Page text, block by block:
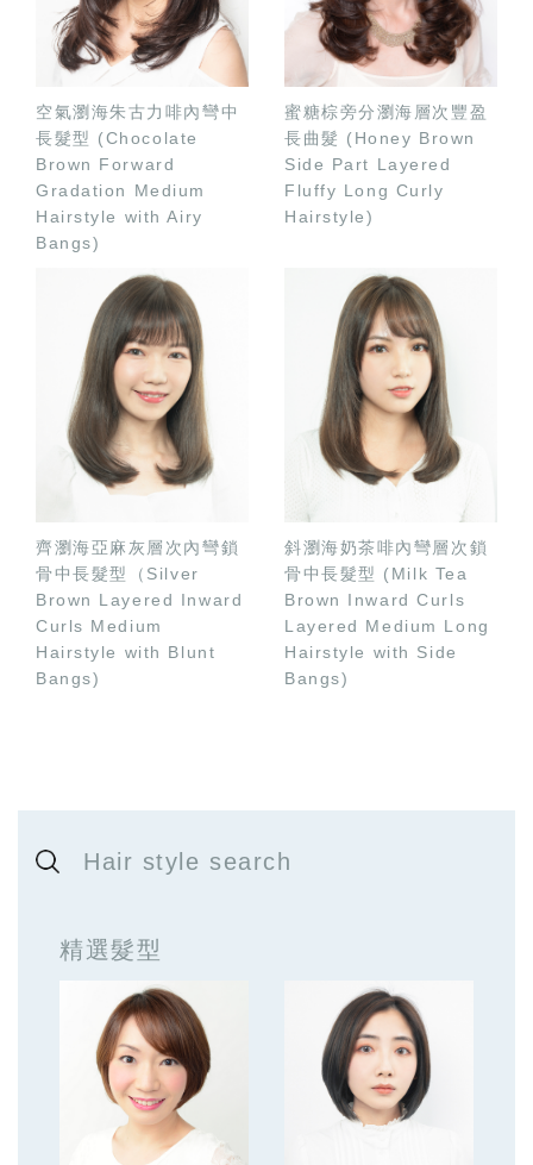
空氣瀏海朱古力啡內彎中
長髮型 (Chocolate
Brown Forward
Gradation Medium
Hairstyle with Airy
Bangs)
蜜糖棕旁分瀏海層次豐盈
長曲髮 (Honey Brown
Side Part Layered
Fluffy Long Curly
Hairstyle)
齊瀏海亞麻灰層次內彎鎖
骨中長髮型（Silver
Brown Layered Inward
Curls Medium
Hairstyle with Blunt
Bangs)
斜瀏海奶茶啡內彎層次鎖
骨中長髮型 (Milk Tea
Brown Inward Curls
Layered Medium Long
Hairstyle with Side
Bangs)
Hair style search
精選髮型